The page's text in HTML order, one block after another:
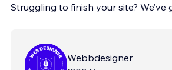
Struggling to finish your site? We’ve
Webbdesigner